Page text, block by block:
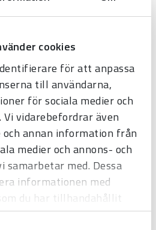
cookies
för att anpassa
till användarna,
för sociala medier och
vidarebefordrar även
annan information från
medier och annons- och
samarbetar med. Dessa
informationen med
du har tillhandahållit
in när du har använt